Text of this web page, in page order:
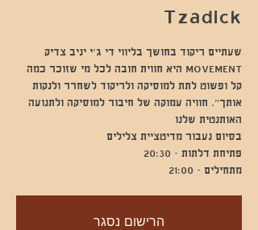
Tzadick
MOVEMENT היא חווית חובה לכל מי שזוכר כמה
קל ופשוט לתת למוסיקה ולריקוד לשחרר ולנקות
אותך". חוויה עמוקה של חיבור למוסיקה ולתנועה
מתחילים - 21:00
הרישום נסגר